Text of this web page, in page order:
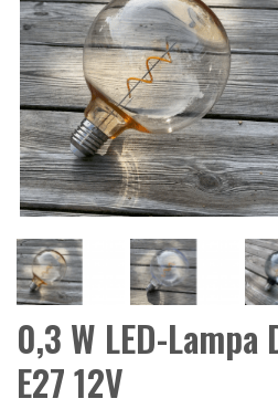
0,3 W LED-Lampa
E27 12V